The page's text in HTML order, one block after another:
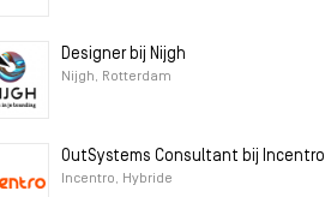
Designer bij Nijgh
Nijgh, Rotterdam
OutSystems Consultant bij Incentro
Incentro, Hybride